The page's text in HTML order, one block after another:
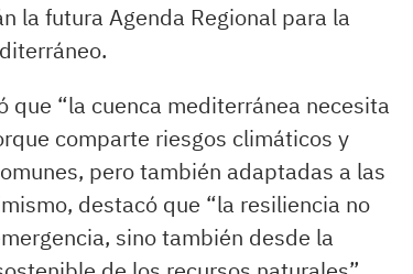
la futura Agenda Regional para la
que “la cuenca mediterránea necesita
comparte riesgos climáticos y
pero también adaptadas a las
destacó que “la resiliencia no
sino también desde la